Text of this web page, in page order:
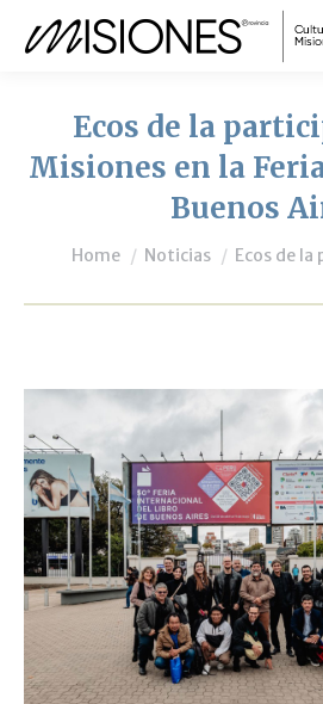
Ecos de la
Misiones en la
Buenos
You are here:
Home Noticias Ecos de